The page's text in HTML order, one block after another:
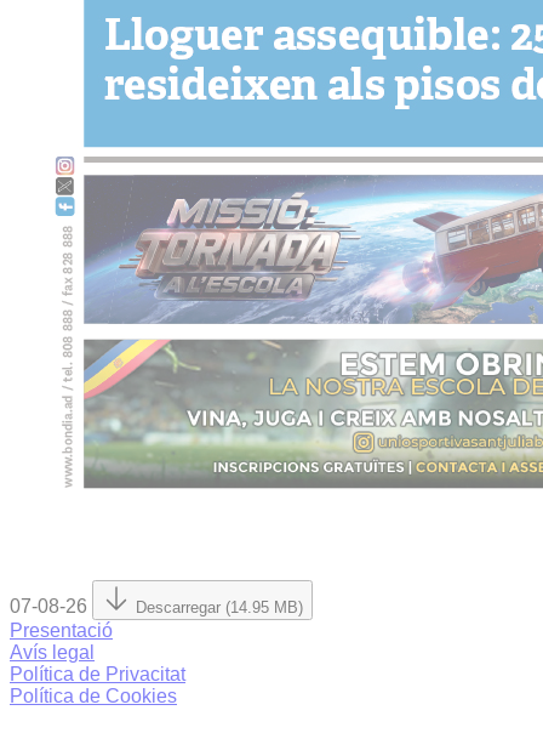
07-08-26 Descarregar (14.95 MB)
Presentació
Avís legal
Política de Privacitat
Política de Cookies